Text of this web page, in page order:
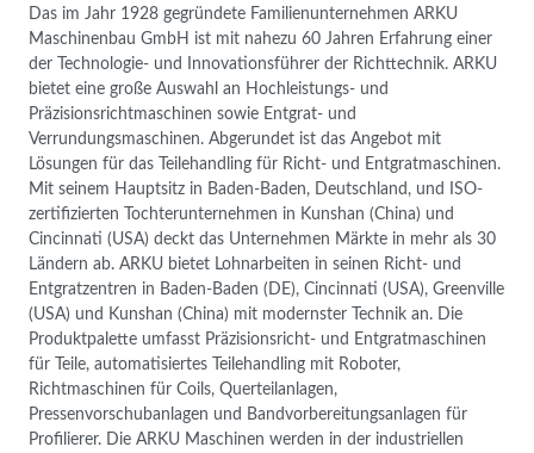
Das im Jahr 1928 gegründete Familienunternehmen ARKU
Maschinenbau GmbH ist mit nahezu 60 Jahren Erfahrung einer
der Technologie- und Innovationsführer der Richttechnik. ARKU
bietet eine große Auswahl an Hochleistungs- und
Präzisionsrichtmaschinen sowie Entgrat- und
Verrundungsmaschinen. Abgerundet ist das Angebot mit
Lösungen für das Teilehandling für Richt- und Entgratmaschinen.
Mit seinem Hauptsitz in Baden-Baden, Deutschland, und ISO-
zertifizierten Tochterunternehmen in Kunshan (China) und
Cincinnati (USA) deckt das Unternehmen Märkte in mehr als 30
Ländern ab. ARKU bietet Lohnarbeiten in seinen Richt- und
Entgratzentren in Baden-Baden (DE), Cincinnati (USA), Greenville
(USA) und Kunshan (China) mit modernster Technik an. Die
Produktpalette umfasst Präzisionsricht- und Entgratmaschinen
für Teile, automatisiertes Teilehandling mit Roboter,
Richtmaschinen für Coils, Querteilanlagen,
Pressenvorschubanlagen und Bandvorbereitungsanlagen für
Profilierer. Die ARKU Maschinen werden in der industriellen